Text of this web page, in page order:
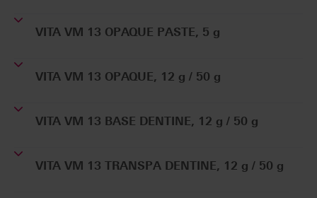
VITA VM 13 OPAQUE PASTE, 5 g
VITA VM 13 OPAQUE, 12 g / 50 g
VITA VM 13 BASE DENTINE, 12 g / 50 g
VITA VM 13 TRANSPA DENTINE, 12 g / 50 g